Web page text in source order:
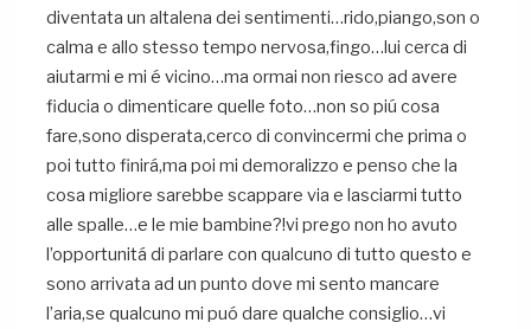
diventata un altalena dei sentimenti…rido,piango,son o
calma e allo stesso tempo nervosa,fingo…lui cerca di
aiutarmi e mi é vicino…ma ormai non riesco ad avere
fiducia o dimenticare quelle foto…non so piú cosa
fare,sono disperata,cerco di convincermi che prima o
poi tutto finirá,ma poi mi demoralizzo e penso che la
cosa migliore sarebbe scappare via e lasciarmi tutto
alle spalle…e le mie bambine?!vi prego non ho avuto
l’opportunitá di parlare con qualcuno di tutto questo e
sono arrivata ad un punto dove mi sento mancare
l’aria,se qualcuno mi puó dare qualche consiglio…vi